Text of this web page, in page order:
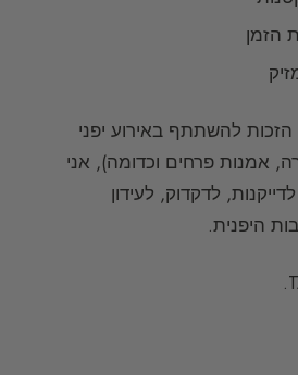
הזמן
להשתתף באירוע יפני
אמנות פרחים וכדומה), אני
לדקדוק, לעידון
היפנית.